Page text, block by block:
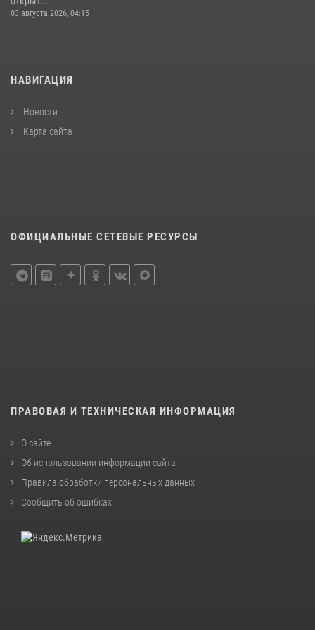
03 августа 2026, 04:15
НАВИГАЦИЯ
Новости
Карта сайта
ОФИЦИАЛЬНЫЕ СЕТЕВЫЕ РЕСУРСЫ
ПРАВОВАЯ И ТЕХНИЧЕСКАЯ ИНФОРМАЦИЯ
О сайте
Об использовании информации сайта
Правила обработки персональных данных
Сообщить об ошибках